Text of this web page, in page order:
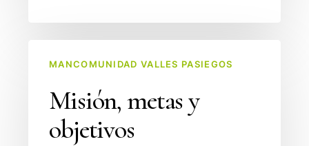
metas
objetivos
MANCOMUNIDAD VALLES PASIEGOS
Misión, metas y
objetivos